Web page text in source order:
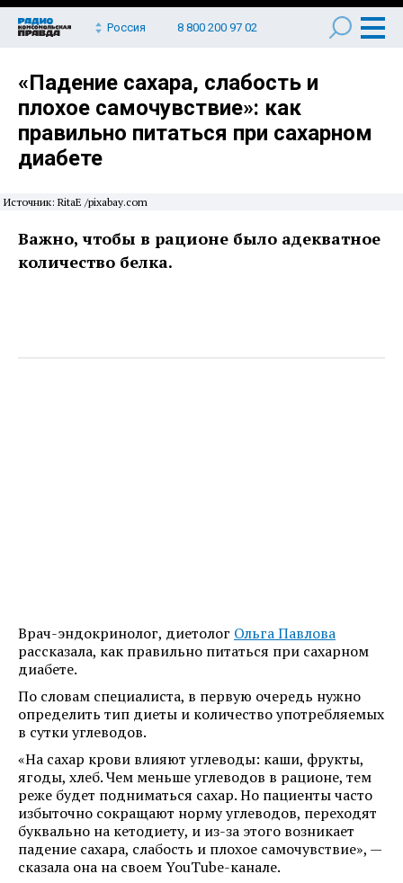
Россия 8 800 200 97 02
«Падение сахара, слабость и
плохое самочувствие»: как
правильно питаться при сахарном
диабете
Источник: RitaE /pixabay.com
Важно, чтобы в рационе было адекватное
количество белка.
Врач-эндокринолог, диетолог Ольга Павлова
рассказала, как правильно питаться при сахарном
диабете.
По словам специалиста, в первую очередь нужно
определить тип диеты и количество употребляемых
в сутки углеводов.
«На сахар крови влияют углеводы: каши, фрукты,
ягоды, хлеб. Чем меньше углеводов в рационе, тем
реже будет подниматься сахар. Но пациенты часто
избыточно сокращают норму углеводов, переходят
буквально на кетодиету, и из-за этого возникает
падение сахара, слабость и плохое самочувствие», —
сказала она на своем YouTube-канале.